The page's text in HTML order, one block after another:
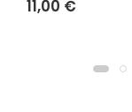
11,00 €